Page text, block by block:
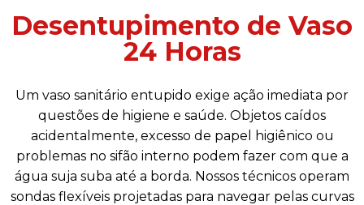
Desentupimento de Vaso
24 Horas
Um vaso sanitário entupido exige ação imediata por
questões de higiene e saúde. Objetos caídos
acidentalmente, excesso de papel higiênico ou
problemas no sifão interno podem fazer com que a
água suja suba até a borda. Nossos técnicos operam
sondas flexíveis projetadas para navegar pelas curvas